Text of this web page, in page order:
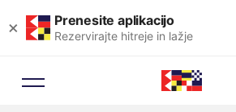
× Prenesite aplikacijo
Rezervirajte hitreje in lažje